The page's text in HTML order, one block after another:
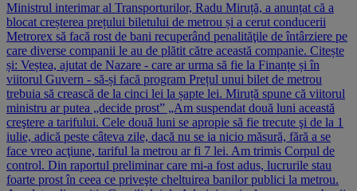
Ministrul interimar al Transporturilor, Radu Miruță, a anunțat că a
blocat creșterea prețului biletului de metrou și a cerut conducerii
Metrorex să facă rost de bani recuperând penalităţile de întârziere pe
care diverse companii le au de plătit către această companie. Citește
și: Veștea, ajutat de Nazare - care ar urma să fie la Finanțe și în
viitorul Guvern - să-și facă program Prețul unui bilet de metrou
trebuia să crească de la cinci lei la șapte lei. Miruță spune că viitorul
ministru ar putea „decide prost” „Am suspendat două luni această
creştere a tarifului. Cele două luni se apropie să fie trecute şi de la 1
iulie, adică peste câteva zile, dacă nu se ia nicio măsură, fără a se
face vreo acţiune, tariful la metrou ar fi 7 lei. Am trimis Corpul de
control. Din raportul preliminar care mi-a fost adus, lucrurile stau
foarte prost în ceea ce priveşte cheltuirea banilor publici la metrou.